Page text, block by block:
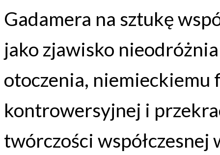
Gadamera na sztukę
jako zjawisko
otoczenia, niemieckiemu
kontrowersyjnej i
twórczości